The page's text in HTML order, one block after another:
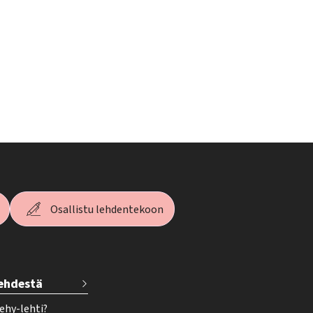
Osallistu lehdentekoon
lehti?